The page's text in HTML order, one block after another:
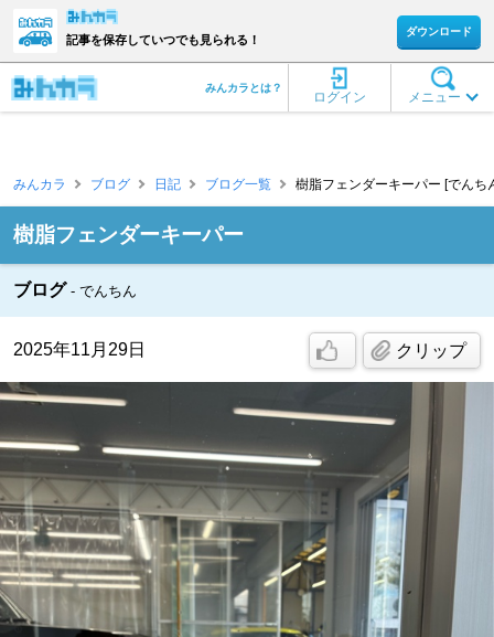
記事を保存していつでも見られる！
ダウンロード
メニュー
ログイン
みんカラとは？
みんカラ ブログ 日記 ブログ一覧 樹脂フェンダーキーパー [でんち
樹脂フェンダーキーパー
ブログ でんちん
2025年11月29日 クリップ